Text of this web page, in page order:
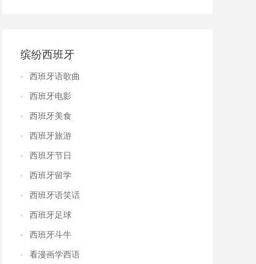
缤纷西班牙
西班牙语歌曲
西班牙电影
西班牙美食
西班牙旅游
西班牙节日
西班牙留学
西班牙语笑话
西班牙足球
西班牙斗牛
看漫画学西语